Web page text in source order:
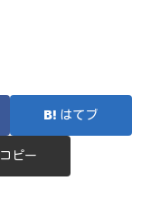
はてブ
コピー